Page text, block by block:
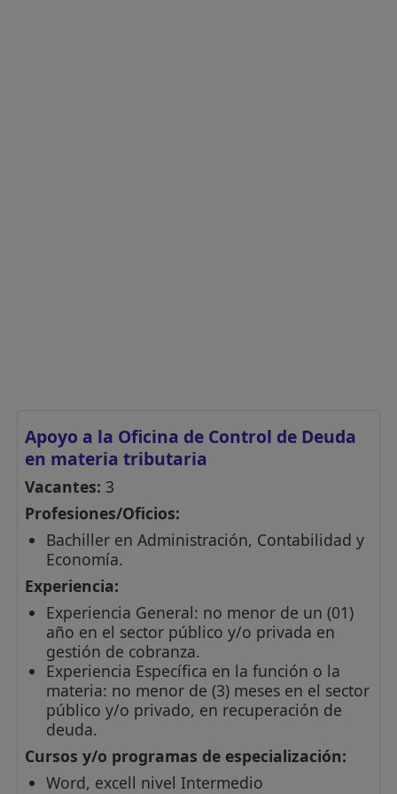
Apoyo a la Oficina de Control de Deuda
en materia tributaria
Vacantes: 3
Profesiones/Oficios:
Bachiller en Administración, Contabilidad y
Economía.
Experiencia:
Experiencia General: no menor de un (01)
año en el sector público y/o privada en
gestión de cobranza.
Experiencia Específica en la función o la
materia: no menor de (3) meses en el sector
público y/o privado, en recuperación de
deuda.
Cursos y/o programas de especialización:
Word, excell nivel Intermedio